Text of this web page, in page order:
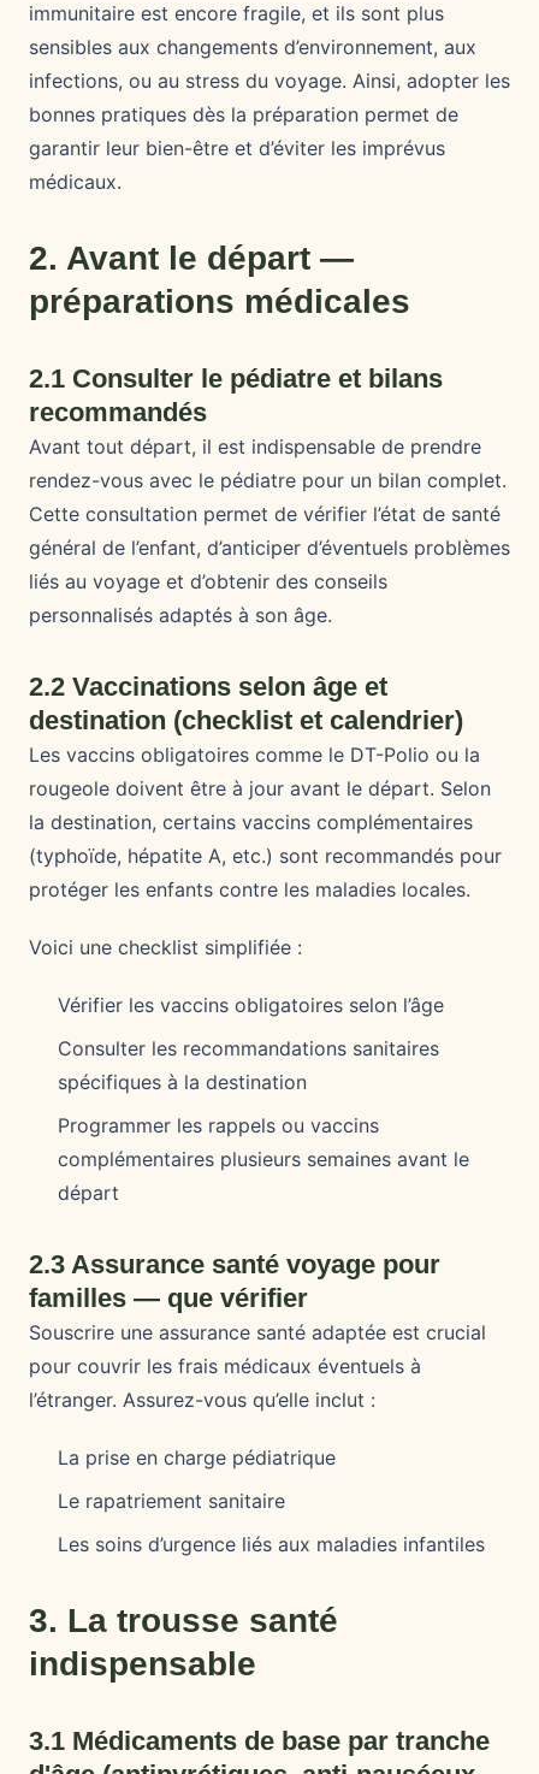
immunitaire est encore fragile, et ils sont plus
sensibles aux changements d’environnement, aux
infections, ou au stress du voyage. Ainsi, adopter les
bonnes pratiques dès la préparation permet de
garantir leur bien-être et d’éviter les imprévus
médicaux.
2. Avant le départ —
préparations médicales
2.1 Consulter le pédiatre et bilans
recommandés
Avant tout départ, il est indispensable de prendre
rendez-vous avec le pédiatre pour un bilan complet.
Cette consultation permet de vérifier l’état de santé
général de l’enfant, d’anticiper d’éventuels problèmes
liés au voyage et d’obtenir des conseils
personnalisés adaptés à son âge.
2.2 Vaccinations selon âge et
destination (checklist et calendrier)
Les vaccins obligatoires comme le DT-Polio ou la
rougeole doivent être à jour avant le départ. Selon
la destination, certains vaccins complémentaires
(typhoïde, hépatite A, etc.) sont recommandés pour
protéger les enfants contre les maladies locales.
Voici une checklist simplifiée :
Vérifier les vaccins obligatoires selon l’âge
Consulter les recommandations sanitaires
spécifiques à la destination
Programmer les rappels ou vaccins
complémentaires plusieurs semaines avant le
départ
2.3 Assurance santé voyage pour
familles — que vérifier
Souscrire une assurance santé adaptée est crucial
pour couvrir les frais médicaux éventuels à
l’étranger. Assurez-vous qu’elle inclut :
La prise en charge pédiatrique
Le rapatriement sanitaire
Les soins d’urgence liés aux maladies infantiles
3. La trousse santé
indispensable
3.1 Médicaments de base par tranche